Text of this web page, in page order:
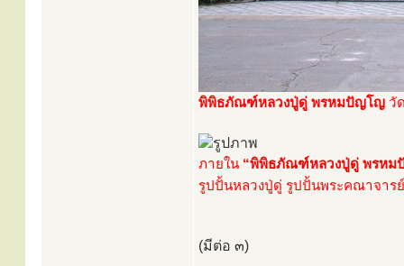
พิพิธภัณฑ์หลวงปู่ดู่ พรหมปัญโญ วั
ภายใน “พิพิธภัณฑ์หลวงปู่ดู่ พรหม
รูปปั้นหลวงปู่ดู่ รูปปั้นพระคณาจารย์
(มีต่อ ๓)